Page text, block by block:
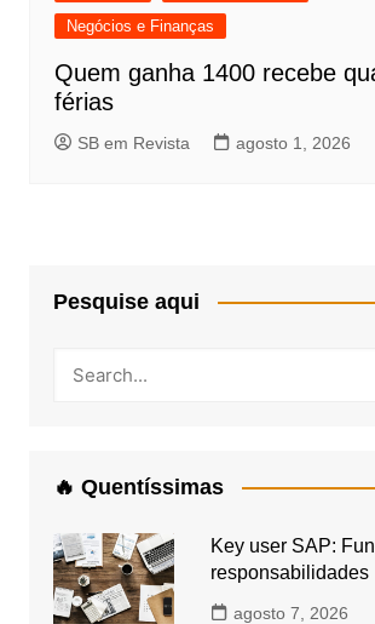
Negócios e Finanças
Quem ganha 1400 recebe
férias
SB em Revista agosto 1, 2026
Pesquise aqui
🔥 Quentíssimas
Key user SAP:
responsabilidades
agosto 7, 2026